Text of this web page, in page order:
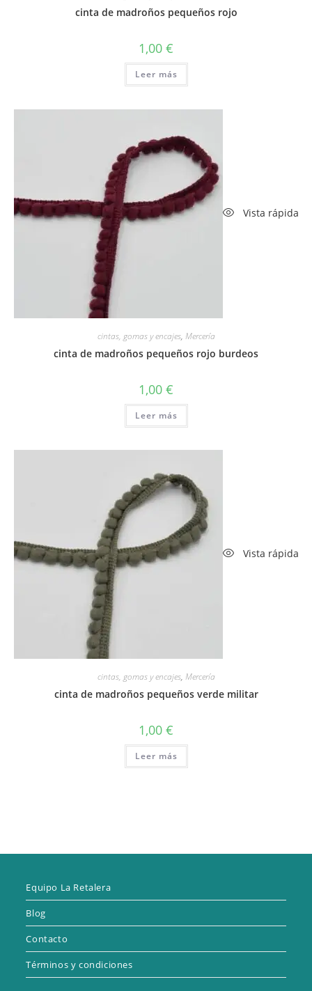
cinta de madroños pequeños rojo
1,00 €
Leer más
Vista rápida
cintas, gomas y encajes, Mercería
cinta de madroños pequeños rojo burdeos
1,00 €
Leer más
Vista rápida
cintas, gomas y encajes, Mercería
cinta de madroños pequeños verde militar
1,00 €
Leer más
Equipo La Retalera
Blog
Contacto
Términos y condiciones